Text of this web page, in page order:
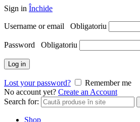
Sign in Închide
Username or email Obligatoriu
Password Obligatoriu
Log in
Lost your password?
Remember me
No account yet? Create an Account
Search for:
Shop